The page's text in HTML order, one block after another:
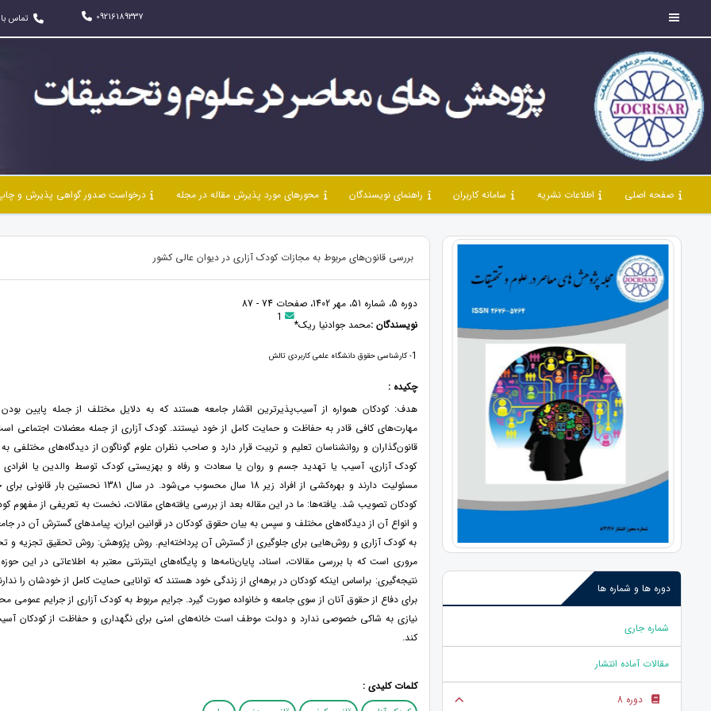
09216189337 تماس
صفحه اصلی اطلاعات نشریه سامانه کاربران راهنمای نویسندگان محورهای مورد پذیرش مقاله در مجله درخواست صدور گواهی پذیرش و
دوره ها و شماره ها
شماره جاری
مقالات آماده انتشار
دوره 8
بررسی قانون‌های مربوط به مجازات کودک آزاری در دیوان عالی کشور
دوره 5، شماره 51، مهر 1402، صفحات 74 - 87
نویسندگان :محمد جوادنیا ریک* 1
1- کارشناسی حقوق دانشگاه علمی کاربردی تالش
چکیده :
هدف: کودکان همواره از آسیب‌پذیرترین اقشار جامعه هستند که به دلایل مختلف از جمله پایین
مهارت‌های کافی قادر به حفاظت و حمایت کامل از خود نیستند. کودک آزاری از جمله معضلات اجتماعی
قانون‌گذاران و روانشناسان تعلیم و تربیت قرار دارد و صاحب نظران علوم گوناگون از دیدگاه‌های مختلفی
کودک آزاری، آسیب یا تهدید جسم و روان یا سعادت و رفاه و بهزیستی کودک توسط والدین یا
مسئولیت دارند و بهره‌کشی از افراد زیر 18 سال محسوب می‌شود. در سال
کودکان تصویب شد. یافته‌ها: ما در این مقاله بعد از بررسی یافته‌های مقالات، نخست به تعریفی از مفهوم
و انواع آن از دیدگاه‌های مختلف و سپس به بیان حقوق کودکان در قوانین ایران، پیامدهای گسترش آن در
به کودک آزاری و روش‌هایی برای جلوگیری از گسترش آن پرداخته‌ایم. روش پژوهش: روش تحقیق تجزیه و
مروری است که با بررسی مقالات، اسناد، پایان‌نامه‌ها و پایگاه‌های اینترنتی معتبر به اطلاعاتی در این
نتیجه‌گیری: براساس اینکه کودکان در برهه‌ای از زندگی خود هستند که توانایی حمایت کامل از خودشان را
برای دفاع از حقوق آنان از سوی جامعه و خانواده صورت گیرد. جرایم مربوط به کودک آزاری از جرایم
نیازی به شاکی خصوصی ندارد و دولت موطف است خانه‌های امنی برای نگهداری و حفاظت از کودکان
کند.
کلمات کلیدی :